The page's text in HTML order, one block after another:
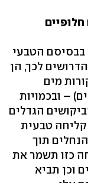
בבסיסם הטבעי
לכך, הן
מים
– ובכמויות
הגדלים
טבעית
תוך
כזו תשמר את
וכן תביא